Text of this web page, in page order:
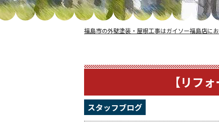
福島市の外壁塗装・屋根工事はガイソー福島店に
【リフ
スタッフブログ